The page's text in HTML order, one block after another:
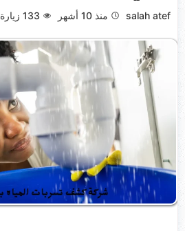
salah atef منذ 10 أشهر 133 زيارة